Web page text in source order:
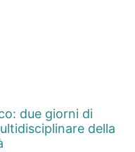
due giorni di
della